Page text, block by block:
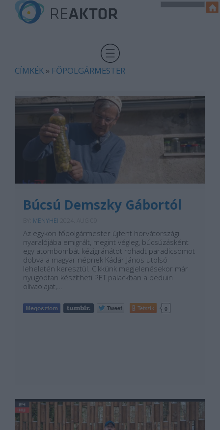
CÍMKÉK » FŐPOLGÁRMESTER
Búcsú Demszky Gábortól
MENYHEI
Az egykori főpolgármester újfent horvátországi
nyaralójába emigrált, megint végleg, búcsúzásként
egy atombombát kézigránátot rohadt paradicsomot
dobva a magyar népnek Kádár János utolsó
leheletén keresztül. Cikkünk megjelenésekor már
nyugodtan készítheti PET palackban a beduin
olívaolajat,…
Tetszik 0